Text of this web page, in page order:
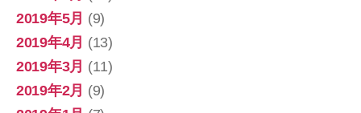
2019年5月 (9)
2019年4月 (13)
2019年3月 (11)
2019年2月 (9)